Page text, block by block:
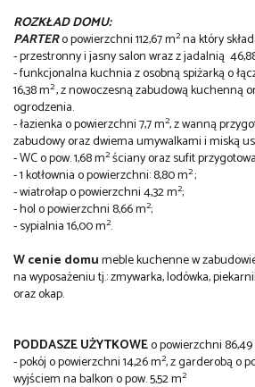
ROZKŁAD DOMU:
PARTERo powierzchni 112,67 m2na który
- przestronny i jasny salon wraz z jadalnią
- funkcjonalna kuchnia z osobną spiżarką o
16,38 m2, z nowoczesną zabudową kuchenną
ogrodzenia.
- łazienka o powierzchni 7,7 m2, z wanną
zabudowy oraz dwiema umywalkami i miską
- WC o pow. 1,68 m2ściany oraz sufit
- 1 kotłownia o powierzchni: 8,80 m2;
- wiatrołap o powierzchni 4,32 m2;
- hol o powierzchni 8,66 m2;
- sypialnia 16,00 m2.
W cenie domumeble kuchenne w
na wyposażeniu tj.: zmywarka, lodówka,
oraz okap.
PODDASZE UŻYTKOWEo powierzchni
- pokój o powierzchni 14,26 m2, z garderobą o
wyjściem na balkon o pow. 5,52 m2